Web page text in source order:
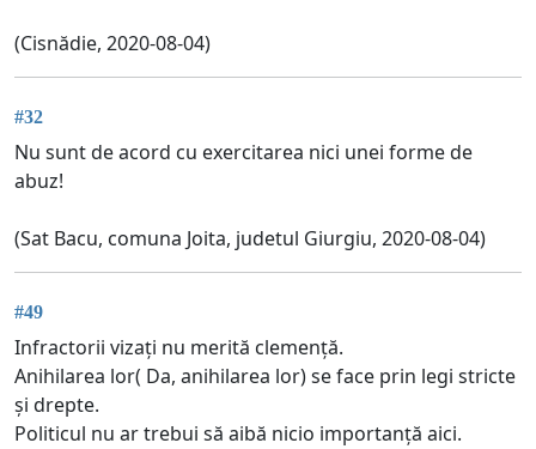
(Cisnădie, 2020-08-04)
#32
Nu sunt de acord cu exercitarea nici unei forme de
abuz!
(Sat Bacu, comuna Joita, judetul Giurgiu, 2020-08-04)
#49
Infractorii vizați nu merită clemență.
Anihilarea lor( Da, anihilarea lor) se face prin legi stricte
și drepte.
Politicul nu ar trebui să aibă nicio importanță aici.